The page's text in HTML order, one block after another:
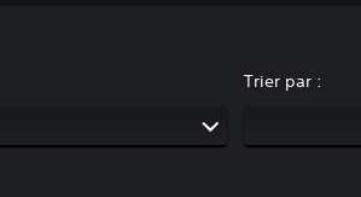
Trier par :